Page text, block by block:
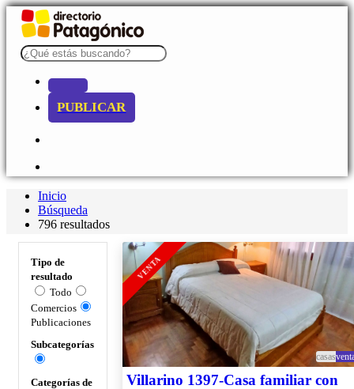
PUBLICAR
Inicio
Búsqueda
796 resultados
Tipo de
resultado
Todo
Comercios
Publicaciones
Subcategorías
Categorías de
VENTA
casas
Villarino 1397-Casa familiar con